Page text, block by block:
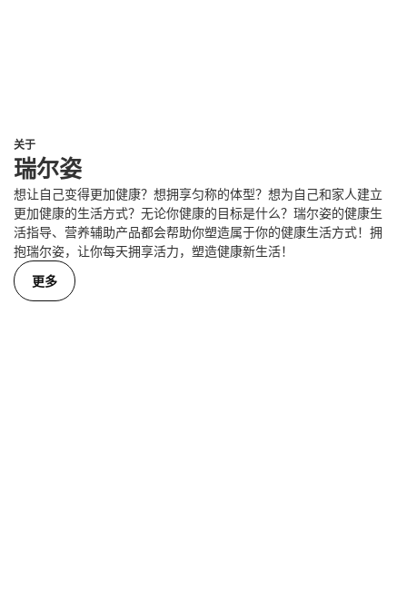
关于
瑞尔姿
想让自己变得更加健康？想拥享匀称的体型？想为自己和家人建立
更加健康的生活方式？无论你健康的目标是什么？瑞尔姿的健康生
活指导、营养辅助产品都会帮助你塑造属于你的健康生活方式！拥
抱瑞尔姿，让你每天拥享活力，塑造健康新生活！
更多